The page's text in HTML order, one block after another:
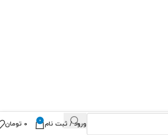
ورود / ثبت نام 0 ۰ تومان